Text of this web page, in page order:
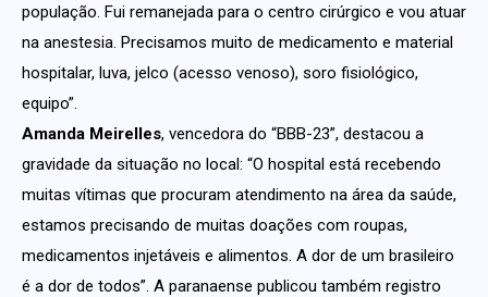
população. Fui remanejada para o centro cirúrgico e vou atuar
na anestesia. Precisamos muito de medicamento e material
hospitalar, luva, jelco (acesso venoso), soro fisiológico,
equipo”.
Amanda Meirelles, vencedora do “BBB-23”, destacou a
gravidade da situação no local: “O hospital está recebendo
muitas vítimas que procuram atendimento na área da saúde,
estamos precisando de muitas doações com roupas,
medicamentos injetáveis e alimentos. A dor de um brasileiro
é a dor de todos”. A paranaense publicou também registro